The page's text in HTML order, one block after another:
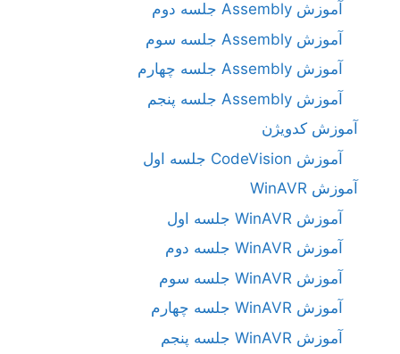
آموزش Assembly جلسه دوم
آموزش Assembly جلسه سوم
آموزش Assembly جلسه چهارم
آموزش Assembly جلسه پنجم
آموزش کدویژن
آموزش CodeVision جلسه اول
آموزش WinAVR
آموزش WinAVR جلسه اول
آموزش WinAVR جلسه دوم
آموزش WinAVR جلسه سوم
آموزش WinAVR جلسه چهارم
آموزش WinAVR جلسه پنجم